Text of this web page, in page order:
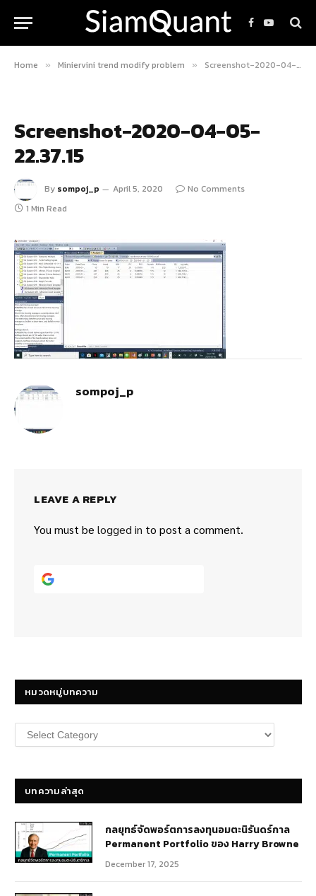
Facebook
YouTube
Home » Miniervini trend modify problem » Screenshot-2020-04-05-22.37.15
Screenshot-2020-04-05-
22.37.15
By sompoj_p April 5, 2020
No Comments
1 Min Read
sompoj_p
LEAVE A REPLY
You must be logged in to post a comment.
หมวดหมู่บทความ
หมวด
หมู่
บทความล่าสุด
กลยุทธ์​จัดพอร์ตการลงทุนอมตะนิรันดร์กาล
Permanent Portfolio ของ Harry Browne
December 17, 2025